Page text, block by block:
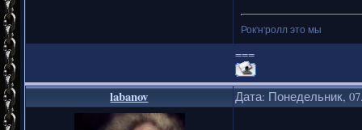
Рок'н'ролл это мы
===
labanov Дата: Понедельник,